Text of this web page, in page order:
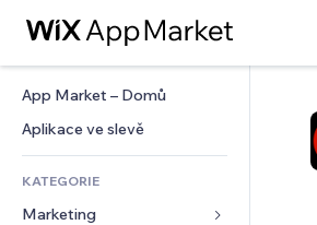
App Market – Domů
Aplikace ve slevě
KATEGORIE
Marketing